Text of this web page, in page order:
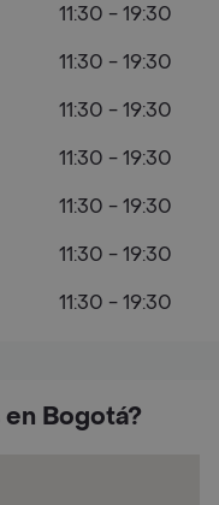
Bogotá?
11:30 - 19:30
11:30 - 19:30
11:30 - 19:30
11:30 - 19:30
11:30 - 19:30
11:30 - 19:30
11:30 - 19:30